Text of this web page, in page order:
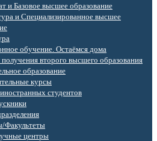
и Базовое высшее образование
и Специализированное высшее
обучение. Остаёмся дома
второго высшего образования
образование
курсы
студентов
Факультеты
центры